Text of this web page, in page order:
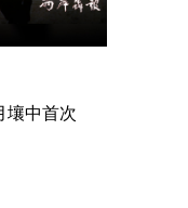
壤中首次